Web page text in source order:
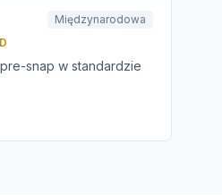
Międzynarodowa
snap w standardzie